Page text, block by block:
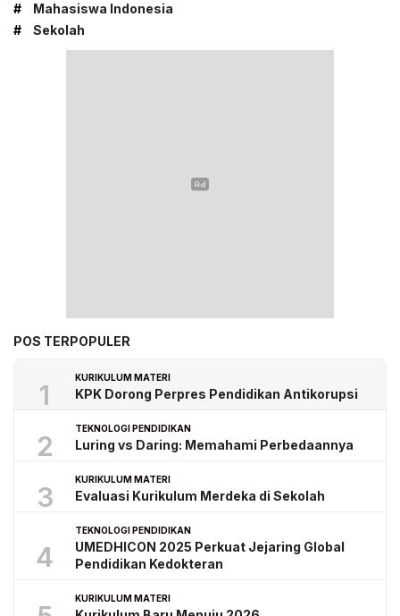
#
Mahasiswa Indonesia
#
Sekolah
POS TERPOPULER
1
KURIKULUM MATERI
KPK Dorong Perpres Pendidikan Antikorupsi
2
TEKNOLOGI PENDIDIKAN
Luring vs Daring: Memahami Perbedaannya
3
KURIKULUM MATERI
Evaluasi Kurikulum Merdeka di Sekolah
4
TEKNOLOGI PENDIDIKAN
UMEDHICON 2025 Perkuat Jejaring Global
Pendidikan Kedokteran
KURIKULUM MATERI